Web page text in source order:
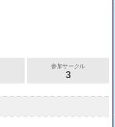
参加サークル
3